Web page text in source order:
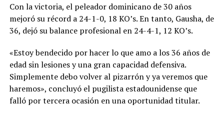
Con la victoria, el peleador dominicano de 30 años
mejoró su récord a 24-1-0, 18 KO’s. En tanto, Gausha, de
36, dejó su balance profesional en 24-4-1, 12 KO’s.
«Estoy bendecido por hacer lo que amo a los 36 años de
edad sin lesiones y una gran capacidad defensiva.
Simplemente debo volver al pizarrón y ya veremos que
haremos», concluyó el pugilista estadounidense que
falló por tercera ocasión en una oportunidad titular.